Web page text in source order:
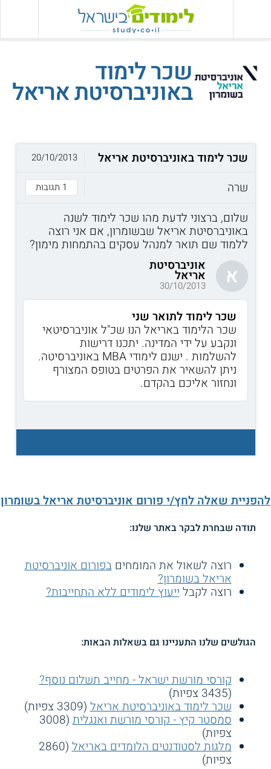
שכר לימוד
באוניברסיטת אריאל
שכר לימוד באוניברסיטת אריאל
שרה
1 תגובות
20/10/2013
שלום, ברצוני לדעת מהו שכר לימוד לשנה
באוניברסיטת אריאל שבשומרון, אם אני רוצה
ללמוד שם תואר למנהל עסקים בהתמחות מימון?
א אוניברסיטת
אריאל
30/10/2013
שכר לימוד לתואר שני
שכר הלימוד באריאל הנו שכ"ל אוניברסיטאי
ונקבע על ידי המדינה. יתכנו דרישות
להשלמות . ישנם לימודי MBA באוניברסיטה.
ניתן להשאיר את הפרטים בטופס המצורף
ונחזור אליכם בהקדם.
להפניית שאלה לחץ/י פורום אוניברסיטת אריאל בשומרון
תודה שבחרת לבקר באתר שלנו:
רוצה לשאול את המומחיםבפורום אוניברסיטת
אריאל בשומרון?
רוצה לקבלייעוץ לימודים ללא התחייבות?
הגולשים שלנו התעניינו גם בשאלות הבאות:
קורסי מורשת ישראל - מחייב תשלום נוסף?
(3435 צפיות)
שכר לימוד באוניברסיטת אריאל(3309 צפיות)
סמסטר קיץ - קורסי מורשת ואנגלית (3008
צפיות)
מלגות לסטודנטים הלומדים באריאל (2860
צפיות)